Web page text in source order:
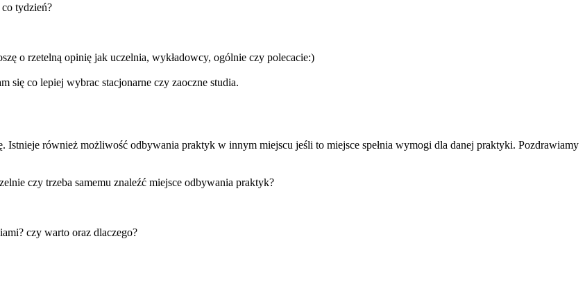
tydzień?
o rzetelną opinię jak uczelnia, wykładowcy, ogólnie czy polecacie:)
się co lepiej wybrac stacjonarne czy zaoczne studia.
również możliwość odbywania praktyk w innym miejscu jeśli to miejsce spełnia wymogi dla danej praktyki. Pozdrawiamy
czy trzeba samemu znaleźć miejsce odbywania praktyk?
czy warto oraz dlaczego?